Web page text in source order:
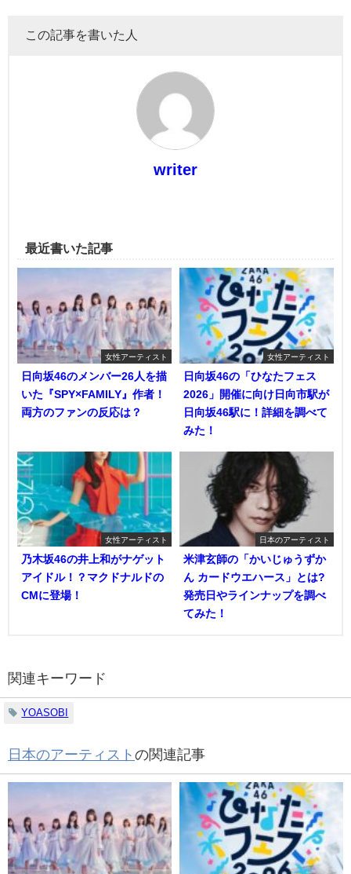
この記事を書いた人
writer
最近書いた記事
女性アーティスト
日向坂46のメンバー26人を描
いた『SPY×FAMILY』作者！
両方のファンの反応は？
女性アーティスト
日向坂46の「ひなたフェス
2026」開催に向け日向市駅が
日向坂46駅に！詳細を調べて
みた！
女性アーティスト
乃木坂46の井上和がナゲット
アイドル！？マクドナルドの
CMに登場！
日本のアーティスト
米津玄師の「かいじゅうずか
ん カードウエハース」とは?
発売日やラインナップを調べ
てみた！
関連キーワード
YOASOBI
日本のアーティスト の関連記事